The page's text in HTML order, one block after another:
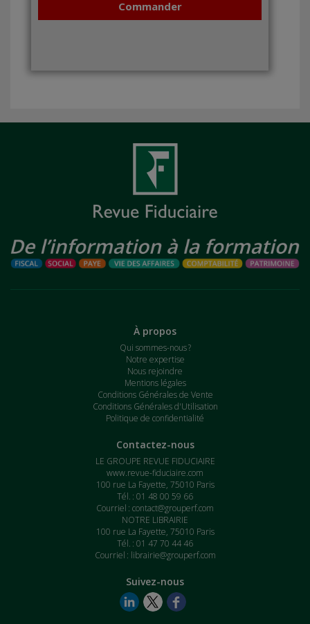
Commander
À propos
Qui sommes-nous ?
Notre expertise
Nous rejoindre
Mentions légales
Conditions Générales de Vente
Conditions Générales d'Utilisation
Politique de confidentialité
Contactez-nous
LE GROUPE REVUE FIDUCIAIRE
www.revue-fiduciaire.com
100 rue La Fayette, 75010 Paris
Tél. : 01 48 00 59 66
Courriel : contact@grouperf.com
NOTRE LIBRAIRIE
100 rue La Fayette, 75010 Paris
Tél. : 01 47 70 44 46
Courriel : librairie@grouperf.com
Suivez-nous